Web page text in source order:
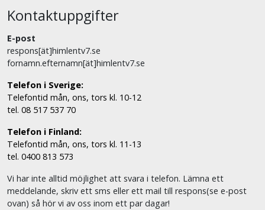
Kontaktuppgifter
E-post
respons[ät]himlentv7.se
fornamn.efternamn[ät]himlentv7.se
Telefon i Sverige:
Telefontid mån, ons, tors kl. 10-12
tel. 08 517 537 70
Telefon i Finland:
Telefontid mån, ons, tors kl. 11-13
tel. 0400 813 573
Vi har inte alltid möjlighet att svara i telefon. Lämna ett
meddelande, skriv ett sms eller ett mail till respons(se e-post
ovan) så hör vi av oss inom ett par dagar!